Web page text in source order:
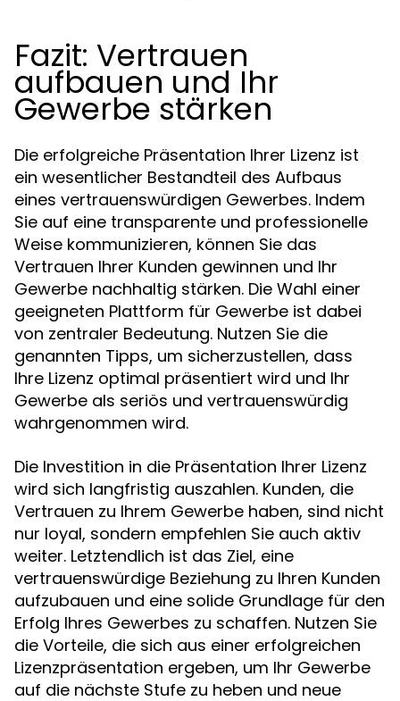
Fazit: Vertrauen
aufbauen und Ihr
Gewerbe stärken
Die erfolgreiche Präsentation Ihrer Lizenz ist
ein wesentlicher Bestandteil des Aufbaus
eines vertrauenswürdigen Gewerbes. Indem
Sie auf eine transparente und professionelle
Weise kommunizieren, können Sie das
Vertrauen Ihrer Kunden gewinnen und Ihr
Gewerbe nachhaltig stärken. Die Wahl einer
geeigneten Plattform für Gewerbe ist dabei
von zentraler Bedeutung. Nutzen Sie die
genannten Tipps, um sicherzustellen, dass
Ihre Lizenz optimal präsentiert wird und Ihr
Gewerbe als seriös und vertrauenswürdig
wahrgenommen wird.
Die Investition in die Präsentation Ihrer Lizenz
wird sich langfristig auszahlen. Kunden, die
Vertrauen zu Ihrem Gewerbe haben, sind nicht
nur loyal, sondern empfehlen Sie auch aktiv
weiter. Letztendlich ist das Ziel, eine
vertrauenswürdige Beziehung zu Ihren Kunden
aufzubauen und eine solide Grundlage für den
Erfolg Ihres Gewerbes zu schaffen. Nutzen Sie
die Vorteile, die sich aus einer erfolgreichen
Lizenzpräsentation ergeben, um Ihr Gewerbe
auf die nächste Stufe zu heben und neue